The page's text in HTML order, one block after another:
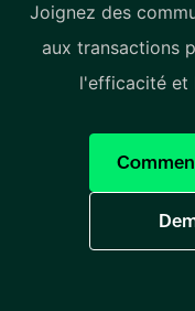
Joignez des
aux transactions
l'efficacité et